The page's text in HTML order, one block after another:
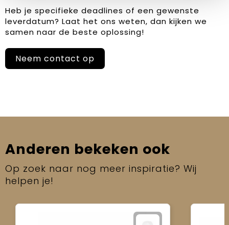
Heb je specifieke deadlines of een gewenste
leverdatum? Laat het ons weten, dan kijken we
samen naar de beste oplossing!
Neem contact op
Anderen bekeken ook
Op zoek naar nog meer inspiratie? Wij
helpen je!